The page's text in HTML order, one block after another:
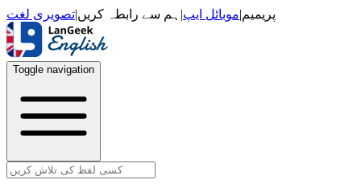
پریمیم|موبائل ایپ| ہم سے رابطہ کریں|تصویری لغت
Toggle navigation